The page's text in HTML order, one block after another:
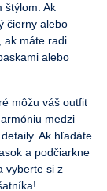
štýlom. Ak
čierny alebo
ak máte radi
alebo
môžu váš outfit
medzi
Ak hľadáte
a podčiarkne
vyberte si z